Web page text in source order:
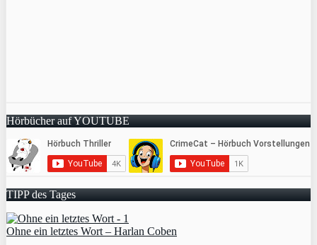
Hörbücher auf YOUTUBE
TIPP des Tages
Ohne ein letztes Wort – Harlan Coben